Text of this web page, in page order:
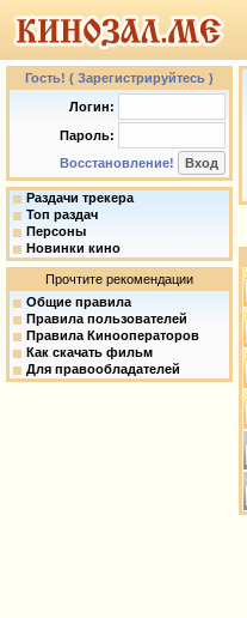
Гость! ( Зарегистрируйтесь )
Логин:
Пароль:
Восстановление!
Раздачи трекера
Топ раздач
Персоны
Новинки кино
Прочтите рекомендации
Общие правила
Правила пользователей
Правила Кинооператоров
Как скачать фильм
Для правообладателей